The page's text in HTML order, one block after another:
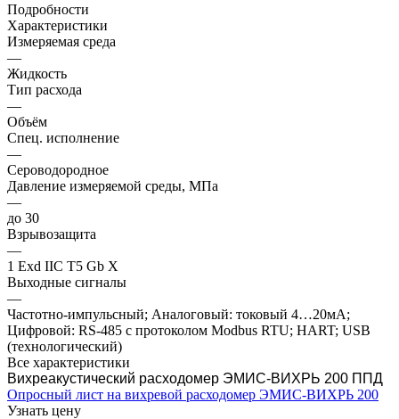
Подробности
Характеристики
Измеряемая среда
—
Жидкость
Тип расхода
—
Объём
Спец. исполнение
—
Сероводородное
Давление измеряемой среды, МПа
—
до 30
Взрывозащита
—
1 Exd IIC T5 Gb X
Выходные сигналы
—
Частотно-импульсный; Аналоговый: токовый 4…20мА;
Цифровой: RS-485 с протоколом Modbus RTU; HART; USB
(технологический)
Все характеристики
Вихреакустический расходомер ЭМИС-ВИХРЬ 200 ППД
Опросный лист на вихревой расходомер ЭМИС-ВИХРЬ 200
Узнать цену